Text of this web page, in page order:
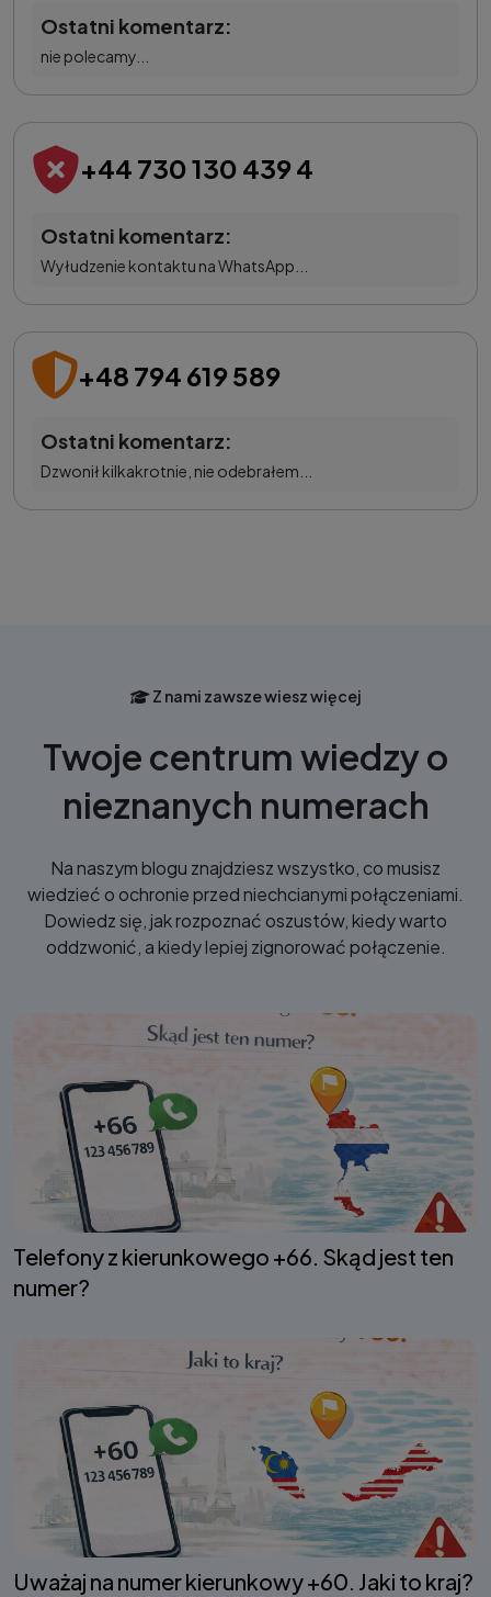
Ostatni komentarz:
nie polecamy...
+44 730 130 439 4
Ostatni komentarz:
Wyłudzenie kontaktu na WhatsApp...
+48 794 619 589
Ostatni komentarz:
Dzwonił kilkakrotnie, nie odebrałem...
Z nami zawsze wiesz więcej
Twoje centrum wiedzy o
nieznanych numerach
Na naszym blogu znajdziesz wszystko, co musisz
wiedzieć o ochronie przed niechcianymi połączeniami.
Dowiedz się, jak rozpoznać oszustów, kiedy warto
oddzwonić, a kiedy lepiej zignorować połączenie.
Telefony z kierunkowego +66. Skąd jest ten
numer?
Uważaj na numer kierunkowy +60. Jaki to kraj?